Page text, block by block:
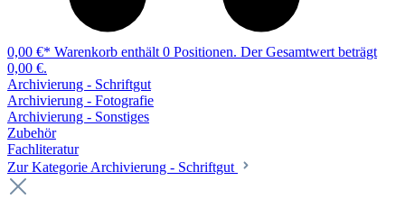
0,00 €* Warenkorb enthält 0 Positionen. Der Gesamtwert beträgt
0,00 €.
Archivierung - Schriftgut
Archivierung - Fotografie
Archivierung - Sonstiges
Zubehör
Fachliteratur
Zur Kategorie Archivierung - Schriftgut